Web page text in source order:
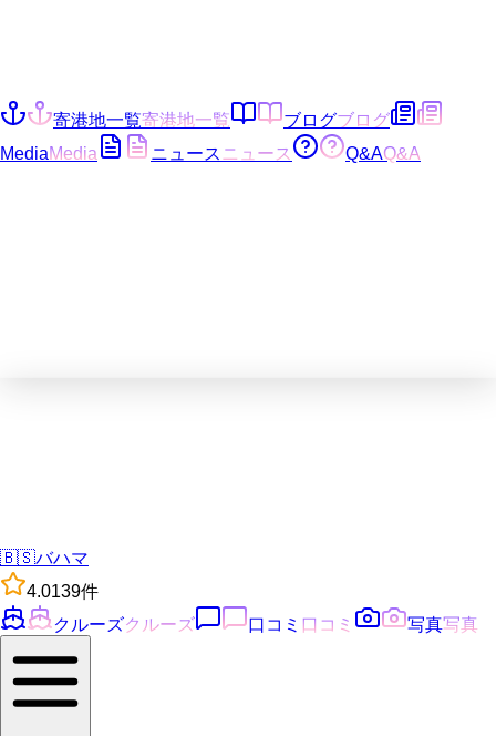
寄港地一覧寄港地一覧 ブログブログ
MediaMedia ニュース ニュース Q&AQ&A
🇧🇸バハマ
4.0139件
クルーズクルーズ 口コミ 口コミ 写真写真